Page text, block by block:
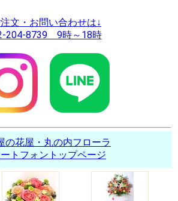
文・お問い合わせは↓
204-8739 9時～18時
の花屋・丸の内フローラ
トフォントップページ